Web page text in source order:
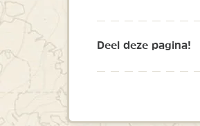
Deel deze pagina!